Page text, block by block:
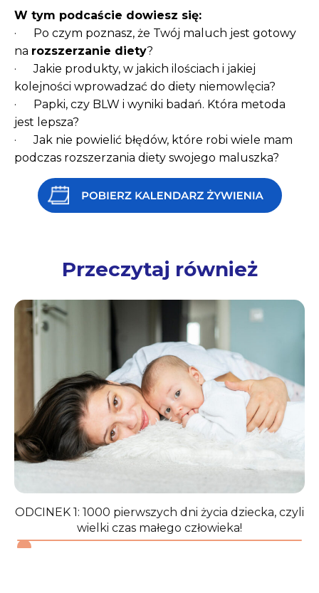
W tym podcaście dowiesz się:
· Po czym poznasz, że Twój maluch jest gotowy
na rozszerzanie diety?
· Jakie produkty, w jakich ilościach i jakiej
kolejności wprowadzać do diety niemowlęcia?
· Papki, czy BLW i wyniki badań. Która metoda
jest lepsza?
· Jak nie powielić błędów, które robi wiele mam
podczas rozszerzania diety swojego maluszka?
Przeczytaj również
ODCINEK 1: 1000 pierwszych dni życia dziecka, czyli
wielki czas małego człowieka!